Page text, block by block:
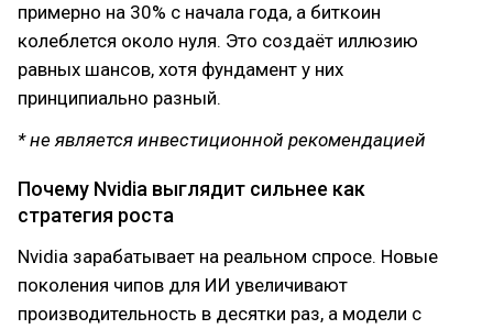
примерно на 30% с начала года, а биткоин
колеблется около нуля. Это создаёт иллюзию
равных шансов, хотя фундамент у них
принципиально разный.
* не является инвестиционной рекомендацией
Почему Nvidia выглядит сильнее как
стратегия роста
Nvidia зарабатывает на реальном спросе. Новые
поколения чипов для ИИ увеличивают
производительность в десятки раз, а модели с